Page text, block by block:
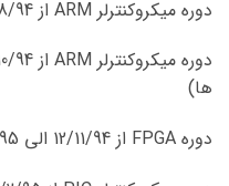
دوره میکروکنترلر ARM از 12/8/94 الی 10/11/94
ها)
دوره FPGA از 12/11/94 الی 21/2/95